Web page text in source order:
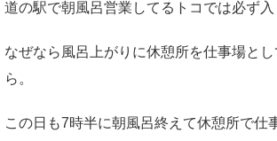
道の駅で朝風呂営業してるトコでは必ず入
なぜなら風呂上がりに休憩所を仕事場と
ら。
この日も7時半に朝風呂終えて休憩所で仕